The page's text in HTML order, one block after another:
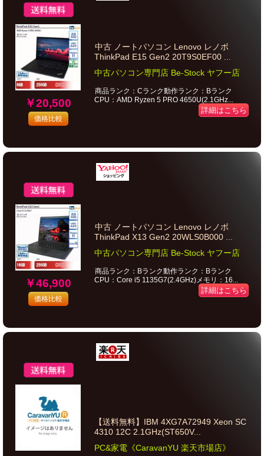
￥20,500
価格比較
中古 ノートパソコン Lenovo レノボ
ThinkPad E15 Gen2 20T9S0EF00 ...
中古パソコン専門店 Be-Stock ヤフー店
商品ランク：Cランク動作ランク：Bランク
CPU：AMD Ryzen 5 PRO 4650U(2.1GHz...
詳細はこちら
￥46,900
価格比較
中古 ノートパソコン Lenovo レノボ
ThinkPad X13 Gen2 20WLS0B000 ...
中古パソコン専門店 Be-Stock ヤフー店
商品ランク：Bランク動作ランク：Bランク
CPU：Core i5 1135G7(2.4GHz)メモリ：16...
詳細はこちら
【送料無料】IBM 4XG7A72949 Xeon SC
4310 12C 2.1GHz(ST650V...
PC&家電《CaravanYU 楽天市場店》